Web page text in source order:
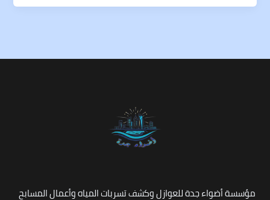
مؤسسة أضواء جدة للعوازل وكشف تسربات المياه وأعمال المسابح